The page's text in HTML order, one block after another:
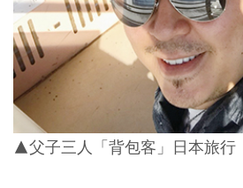
▲父子三人「背包客」日本旅行